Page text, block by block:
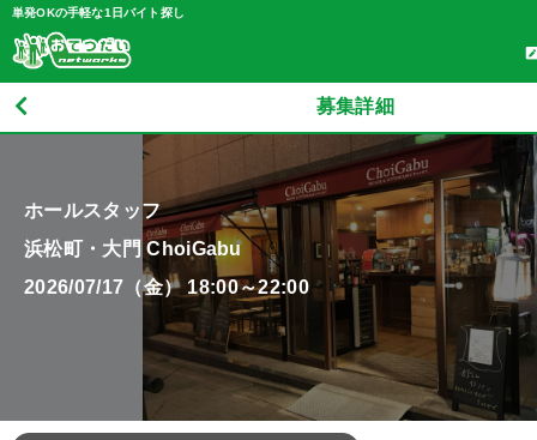
単発OKの手軽な1日バイト探し
募集詳細
ホールスタッフ
浜松町・大門 ChoiGabu
2026/07/17（金） 18:00～22:00